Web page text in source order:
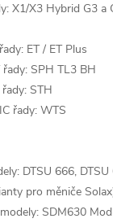
X1/X3 Hybrid G3 a
ET / ET Plus
řady: SPH TL3 BH
STH
řady: WTS
DTSU 666,
pro měniče
SDM630